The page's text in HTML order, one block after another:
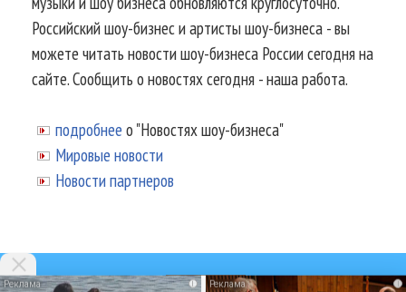
Российский шоу-бизнес и артисты шоу-бизнеса - вы
можете читать новости шоу-бизнеса России сегодня на
сайте. Сообщить о новостях сегодня - наша работа.
подробнее о "Новостях шоу-бизнеса"
Мировые новости
Новости партнеров
i i